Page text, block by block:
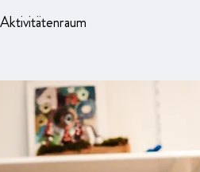
Aktivitätenraum